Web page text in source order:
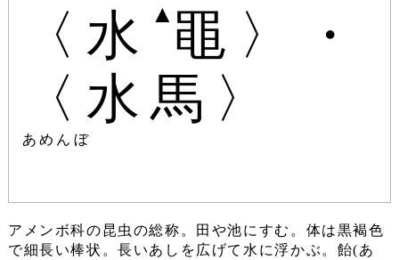
〈水 ▲ 黽〉・
〈水馬〉
あめんぼ
アメンボ科の昆虫の総称。田や池にすむ。体は黒褐色
で細長い棒状。長いあしを広げて水に浮かぶ。飴(あ